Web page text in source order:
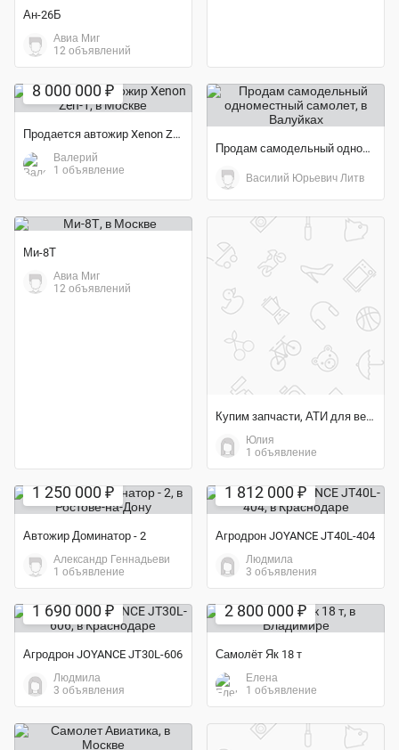
Ан-26Б
Авиа Миг
12 объявлений
8 000 000 ₽
Продается автожир Xenon Zen-1
Валерий
1 объявление
Продам самодельный одноместный самолет
Василий Юрьевич Литв
Ми-8Т
Авиа Миг
12 объявлений
Купим запчасти, АТИ для вертолетов Ми-8
Юлия
1 объявление
1 250 000 ₽
Автожир Доминатор - 2
Александр Геннадьеви
1 объявление
1 812 000 ₽
Агродрон JOYANCE JT40L-404
Людмила
3 объявления
1 690 000 ₽
Агродрон JOYANCE JT30L-606
Людмила
3 объявления
2 800 000 ₽
Самолёт Як 18 т
Елена
1 объявление